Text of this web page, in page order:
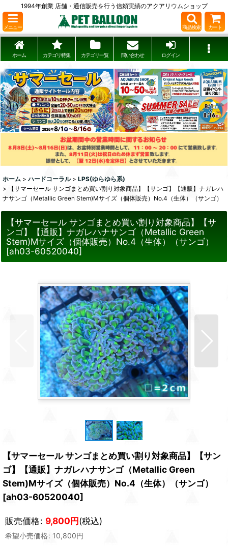
1994年創業 店舗・通信販売を行う信頼実績のアクアリウムショップ
メニュー 商品検索 カート
ホーム カテゴリ特集 カテゴリ一覧 問い合わせ ログイン
ホーム > ハードコーラル > LPS(ゆらゆら系)
>
【サマーセール サンゴまとめ買い割り対象商品】【サンゴ】【通販】ナガレハ
ナサンゴ（Metallic Green Stem)Mサイズ（個体販売）No.4（生体）（サンゴ）
【サマーセール サンゴまとめ買い割り対象商品】【サ
ンゴ】【通販】ナガレハナサンゴ（Metallic Green
Stem)Mサイズ（個体販売）No.4（生体）（サンゴ）
[ah03-60520040]
【サマーセール サンゴまとめ買い割り対象商品】【サン
ゴ】【通販】ナガレハナサンゴ（Metallic Green
Stem)Mサイズ（個体販売）No.4（生体）（サンゴ）
[ah03-60520040]
販売価格: 9,800円(税込)
希望小売価格: 10,800円